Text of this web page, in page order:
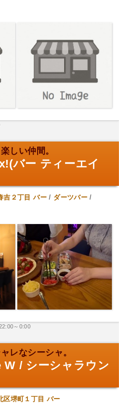
しい仲間。
バー ティーエイ
吉２丁目 バー/ ダーツバー /
～0:00
レなシーシャ。
/ シーシャラウン
区堺町１丁目 バー